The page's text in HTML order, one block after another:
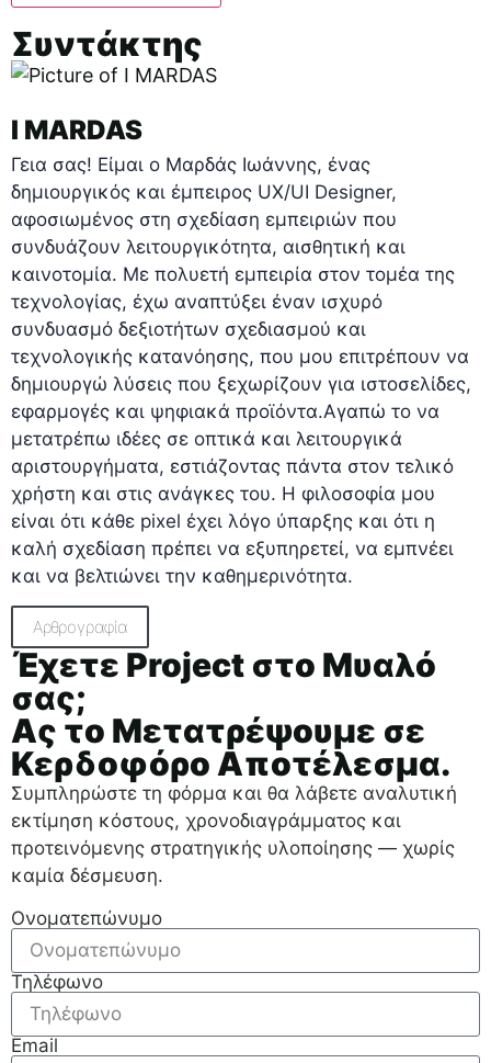
Συντάκτης
I MARDAS
Γεια σας! Είμαι ο Μαρδάς Ιωάννης, ένας
δημιουργικός και έμπειρος UX/UI Designer,
αφοσιωμένος στη σχεδίαση εμπειριών που
συνδυάζουν λειτουργικότητα, αισθητική και
καινοτομία. Με πολυετή εμπειρία στον τομέα της
τεχνολογίας, έχω αναπτύξει έναν ισχυρό
συνδυασμό δεξιοτήτων σχεδιασμού και
τεχνολογικής κατανόησης, που μου επιτρέπουν να
δημιουργώ λύσεις που ξεχωρίζουν για ιστοσελίδες,
εφαρμογές και ψηφιακά προϊόντα.Αγαπώ το να
μετατρέπω ιδέες σε οπτικά και λειτουργικά
αριστουργήματα, εστιάζοντας πάντα στον τελικό
χρήστη και στις ανάγκες του. Η φιλοσοφία μου
είναι ότι κάθε pixel έχει λόγο ύπαρξης και ότι η
καλή σχεδίαση πρέπει να εξυπηρετεί, να εμπνέει
και να βελτιώνει την καθημερινότητα.
Αρθρογραφία
Έχετε Project στο Μυαλό
σας;
Ας το Μετατρέψουμε σε
Κερδοφόρο Αποτέλεσμα.
Συμπληρώστε τη φόρμα και θα λάβετε αναλυτική
εκτίμηση κόστους, χρονοδιαγράμματος και
προτεινόμενης στρατηγικής υλοποίησης — χωρίς
καμία δέσμευση.
Ονοματεπώνυμο
Τηλέφωνο
Email